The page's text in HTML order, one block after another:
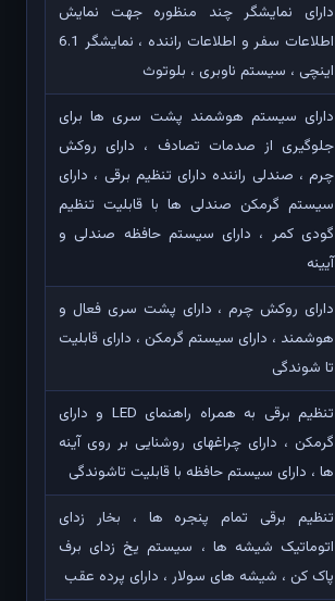
دارای نمایشگر چند منظوره جهت نمایش
اطلاعات سفر و اطلاعات راننده ، نمایشگر 6.1
اینچی ، سیستم ناوبری ، بلوتوث
دارای سیستم هوشمند پشت سری ها برای
جلوگیری از صدمات تصادف ، دارای روکش
چرم ، صندلی راننده دارای تنظیم برقی ، دارای
سیستم گرمکن صندلی ها با قابلیت تنظیم
گودی کمر ، دارای سیستم حافظه صندلی و
آیینه
دارای روکش چرم ، دارای پشت سری فعال و
هوشمند ، دارای سیستم گرمکن ، دارای قابلیت
تا شوندگی
تنظیم برقی به همراه راهنمای LED و دارای
گرمکن ، دارای چراغهای روشنایی بر روی آینه
ها ، دارای سیستم حافظه با قابلیت تاشوندگی
تنظیم برقی تمام پنجره ها ، بخار زدای
اتوماتیک شیشه ها ، سیستم یخ زدای برف
پاک کن ، شیشه های سولار ، دارای پرده عقب